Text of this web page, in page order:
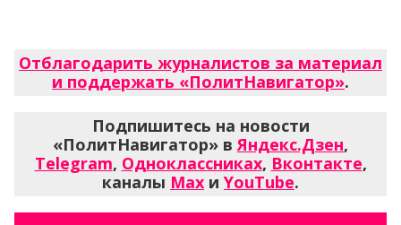
Отблагодарить журналистов за материал
и поддержать «ПолитНавигатор».
Подпишитесь на новости
«ПолитНавигатор» вЯндекс.Дзен,
Telegram, Одноклассниках, Вконтакте,
каналы Max и YouTube.